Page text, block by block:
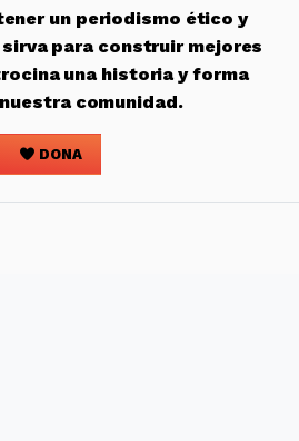
un periodismo ético y
para construir mejores
una historia y forma
comunidad.
DONA